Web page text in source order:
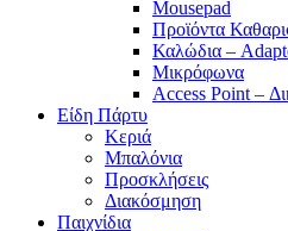
Mousepad
Προϊόντα
Καλώδια –
Μικρόφωνα
Access Point –
Είδη Πάρτυ
Κεριά
Μπαλόνια
Προσκλήσεις
Διακόσμηση
Παιχνίδια